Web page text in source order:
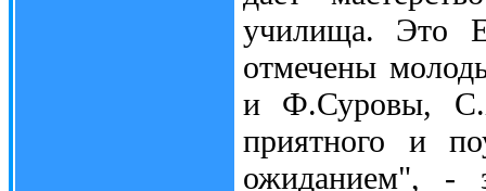
училища. Это
отмечены
и Ф.Суровы,
приятного и
ожиданием", -